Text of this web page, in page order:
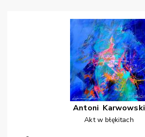
Antoni Karwowski
Akt w błękitach